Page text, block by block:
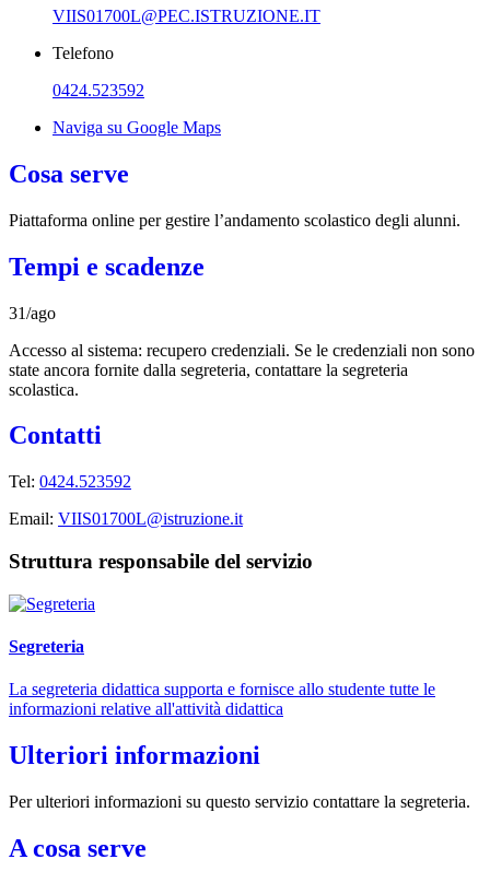
VIIS01700L@PEC.ISTRUZIONE.IT
Telefono
0424.523592
Naviga su Google Maps
Cosa serve
Piattaforma online per gestire l’andamento scolastico degli alunni.
Tempi e scadenze
31/ago
Accesso al sistema: recupero credenziali. Se le credenziali non sono
state ancora fornite dalla segreteria, contattare la segreteria
scolastica.
Contatti
Tel: 0424.523592
Email: VIIS01700L@istruzione.it
Struttura responsabile del servizio
Segreteria
La segreteria didattica supporta e fornisce allo studente tutte le
informazioni relative all'attività didattica
Ulteriori informazioni
Per ulteriori informazioni su questo servizio contattare la segreteria.
A cosa serve